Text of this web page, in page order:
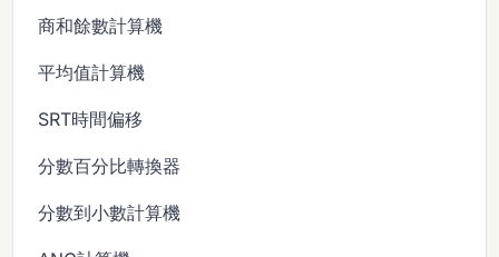
商和餘數計算機
平均值計算機
SRT時間偏移
分數百分比轉換器
分數到小數計算機